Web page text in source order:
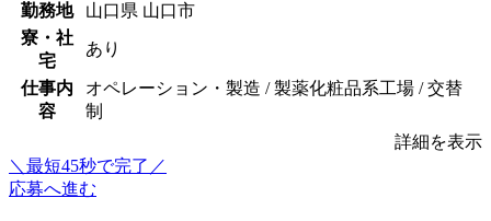
勤務地
山口県 山口市
寮・社
宅
あり
仕事内
容
オペレーション・製造 / 製薬化粧品系工場 / 交替
制
詳細を表示
＼最短45秒で完了／
応募へ進む